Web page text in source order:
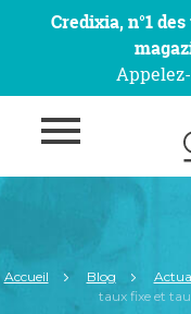
Credixia, n°1
Accueil Blog
taux fixe et